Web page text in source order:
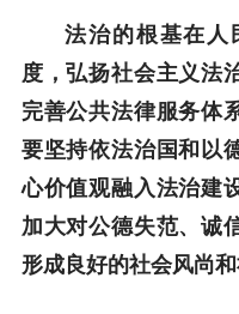
法治的根基在人
度，弘扬社会主义法
完善公共法律服务体
要坚持依法治国和以
心价值观融入法治建
加大对公德失范、诚
形成良好的社会风尚和